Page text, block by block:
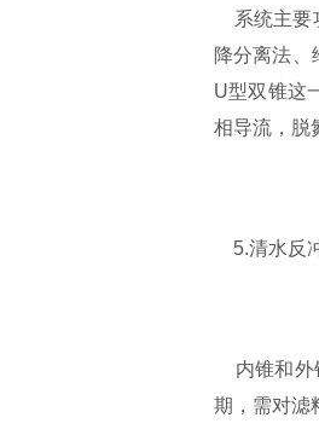
系统主要
降分离法
U型双锥这
相导流，脱
5.清水反
内锥和外
期，需对滤